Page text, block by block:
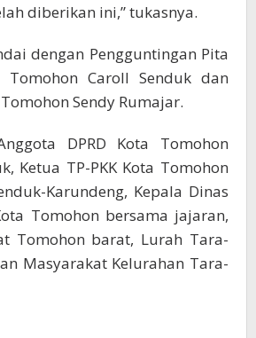
diberikan ini,” tukasnya.
dengan Pengguntingan Pita
Caroll Senduk dan
Sendy Rumajar.
DPRD Kota Tomohon
Ketua TP-PKK Kota Tomohon
Karundeng, Kepala Dinas
Tomohon bersama jajaran,
Tomohon barat, Lurah Tara-
Masyarakat Kelurahan Tara-